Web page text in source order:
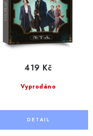
Vyprodáno
419 Kč